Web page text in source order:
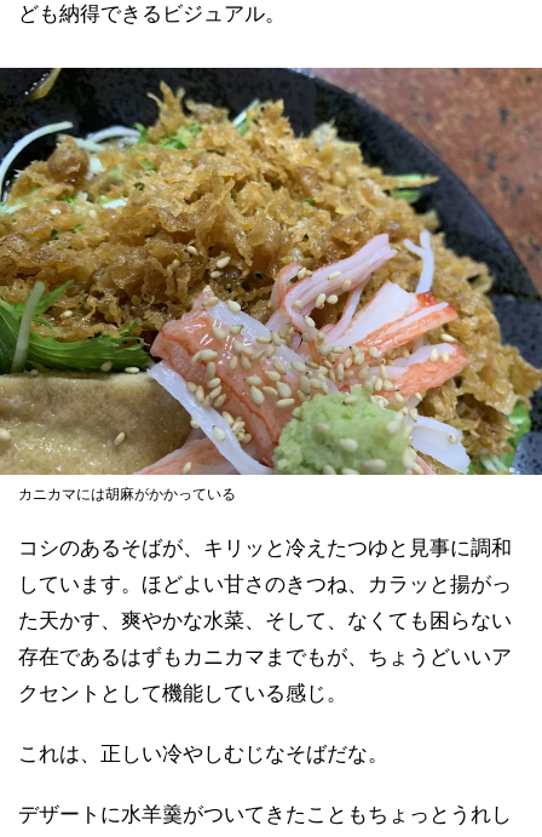
ども納得できるビジュアル。
カニカマには胡麻がかかっている
コシのあるそばが、キリッと冷えたつゆと見事に調和
しています。ほどよい甘さのきつね、カラッと揚がっ
た天かす、爽やかな水菜、そして、なくても困らない
存在であるはずもカニカマまでもが、ちょうどいいア
クセントとして機能している感じ。
これは、正しい冷やしむじなそばだな。
デザートに水羊羹がついてきたこともちょっとうれし